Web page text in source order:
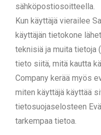
sähköpostiosoitteella.
Kun käyttäjä vierailee
käyttäjän tietokone
teknisiä ja muita tietoja
tieto siitä, mitä kautta
Company kerää myös
miten käyttäjä käyttää
tietosuojaselosteen
tarkempaa tietoa.